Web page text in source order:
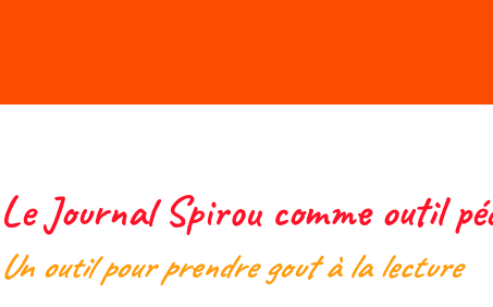
Le Journal Spirou comme outil
Un outil pour prendre gout à la lecture